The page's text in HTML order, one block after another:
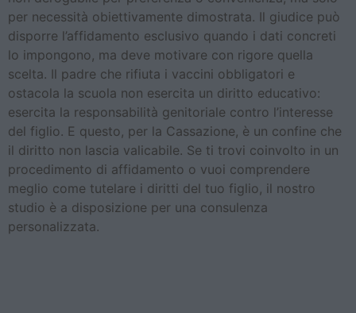
per necessità obiettivamente dimostrata. Il giudice può
disporre l’affidamento esclusivo quando i dati concreti
lo impongono, ma deve motivare con rigore quella
scelta. Il padre che rifiuta i vaccini obbligatori e
ostacola la scuola non esercita un diritto educativo:
esercita la responsabilità genitoriale contro l’interesse
del figlio. E questo, per la Cassazione, è un confine che
il diritto non lascia valicabile. Se ti trovi coinvolto in un
procedimento di affidamento o vuoi comprendere
meglio come tutelare i diritti del tuo figlio, il nostro
studio è a disposizione per una consulenza
personalizzata.